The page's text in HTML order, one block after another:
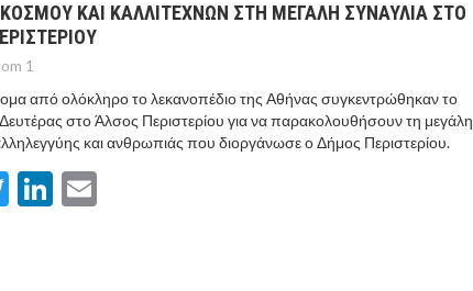
ΚΑΙ ΚΑΛΛΙΤΕΧΝΩΝ ΣΤΗ ΜΕΓΑΛΗ ΣΥΝΑΥΛΙΑ ΣΤΟ
1
από ολόκληρο το λεκανοπέδιο της Αθήνας συγκεντρώθηκαν το
στο Άλσος Περιστερίου για να παρακολουθήσουν τη μεγάλη
και ανθρωπιάς που διοργάνωσε ο Δήμος Περιστερίου.
TwitterLinkedIn